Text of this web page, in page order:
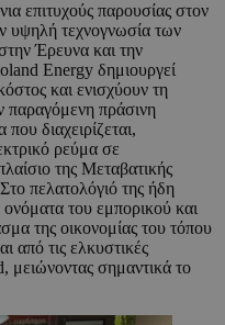
επιτυχούς παρουσίας στον
υψηλή τεχνογνωσία των
Έρευνα και την
Energy δημιουργεί
και ενισχύουν τη
παραγόμενη πράσινη
διαχειρίζεται,
ρεύμα σε
της Μεταβατικής
πελατολόγιό της ήδη
του εμπορικού και
της οικονομίας του τόπου
από τις ελκυστικές
μειώνοντας σημαντικά το